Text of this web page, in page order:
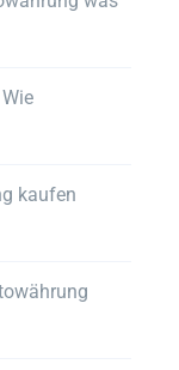
kaufen